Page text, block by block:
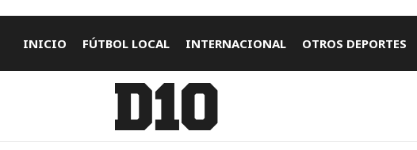
INICIO FÚTBOL LOCAL INTERNACIONAL OTROS DEPORTES